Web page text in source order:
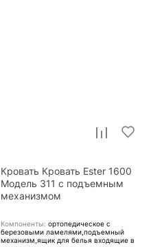
Кровать Кровать Ester 1600
Модель 311 с подъемным
механизмом
Компоненты: ортопедическое с
березовыми ламелями,подъемный
механизм,ящик для белья входящие в